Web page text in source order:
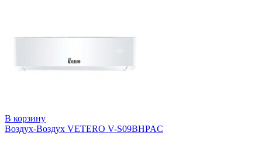
В корзину
Воздух-Воздух VETERO V-S09BHPAC